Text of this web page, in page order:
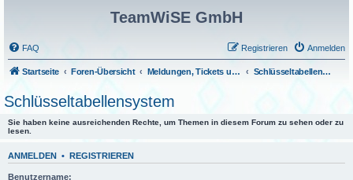
TeamWiSE GmbH
FAQ Anmelden
Registrieren
Startseite Foren-Übersicht Meldungen, Tickets und Fragen Schlüsseltabellensystem
Schlüsseltabellensystem
Sie haben keine ausreichenden Rechte, um Themen in diesem Forum zu sehen oder zu
lesen.
ANMELDEN • REGISTRIEREN
Benutzername: